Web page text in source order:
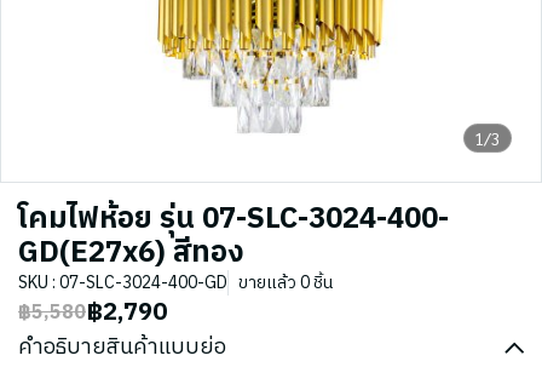
1/3
โคมไฟห้อย รุ่น 07-SLC-3024-400-
GD(E27x6) สีทอง
SKU : 07-SLC-3024-400-GD ขายแล้ว 0 ชิ้น
฿5,580฿2,790
คำอธิบายสินค้าแบบย่อ